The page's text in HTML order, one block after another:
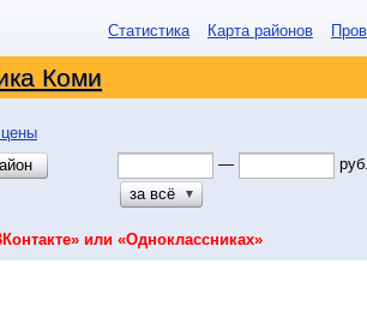
Статистика Карта районов
Коми
—
руб.
за всё
▼
или «Одноклассниках»